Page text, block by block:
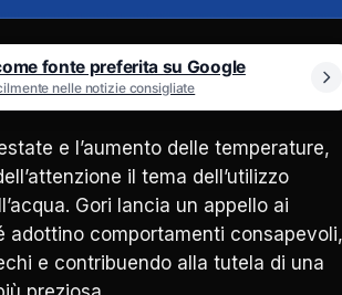
fonte preferita su Google
nelle notizie consigliate
e l’aumento delle temperature,
il tema dell’utilizzo
Gori lancia un appello ai
adottino comportamenti consapevoli,
e contribuendo alla tutela di una